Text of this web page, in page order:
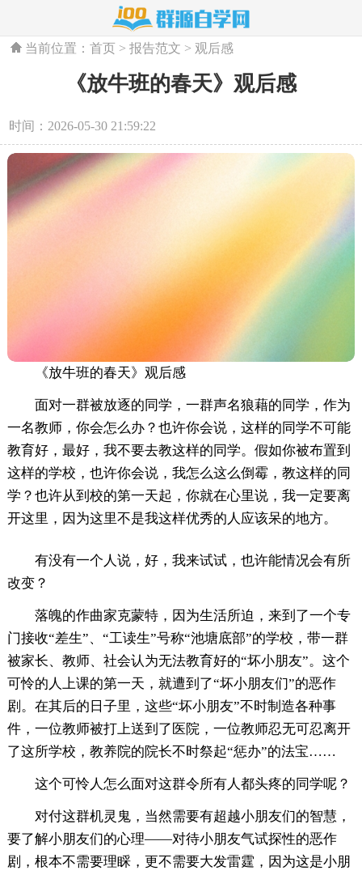
当前位置：首页 >报告范文 > 观后感
《放牛班的春天》观后感
时间：2026-05-30 21:59:22
《放牛班的春天》观后感
面对一群被放逐的同学，一群声名狼藉的同学，作为
一名教师，你会怎么办？也许你会说，这样的同学不可能
教育好，最好，我不要去教这样的同学。假如你被布置到
这样的学校，也许你会说，我怎么这么倒霉，教这样的同
学？也许从到校的第一天起，你就在心里说，我一定要离
开这里，因为这里不是我这样优秀的人应该呆的地方。
有没有一个人说，好，我来试试，也许能情况会有所
改变？
落魄的作曲家克蒙特，因为生活所迫，来到了一个专
门接收“差生”、“工读生”号称“池塘底部”的学校，带一群
被家长、教师、社会认为无法教育好的“坏小朋友”。这个
可怜的人上课的第一天，就遭到了“坏小朋友们”的恶作
剧。在其后的日子里，这些“坏小朋友”不时制造各种事
件，一位教师被打上送到了医院，一位教师忍无可忍离开
了这所学校，教养院的院长不时祭起“惩办”的法宝……
这个可怜人怎么面对这群令所有人都头疼的同学呢？
对付这群机灵鬼，当然需要有超越小朋友们的智慧，
要了解小朋友们的心理——对待小朋友气试探性的恶作
剧，根本不需要理睬，更不需要大发雷霆，因为这是小朋